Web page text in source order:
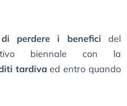
perdere i benefici del
biennale con la
tardiva ed entro quando